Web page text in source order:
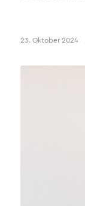
23. Oktober 2024